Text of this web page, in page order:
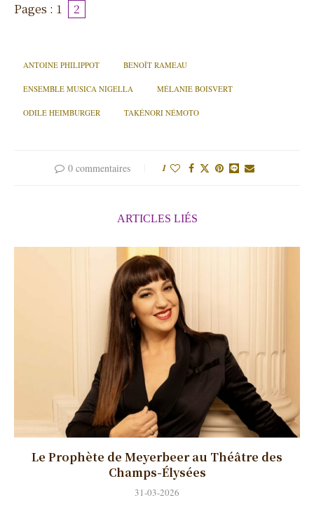
Pages : 1 2
ANTOINE PHILIPPOT BENOÎT RAMEAU
ENSEMBLE MUSICA NIGELLA MÉLANIE BOISVERT
ODILE HEIMBURGER TAKÉNORI NÉMOTO
0 commentaires 1
ARTICLES LIÉS
Le Prophète de Meyerbeer au Théâtre des
Champs-Élysées
31-03-2026